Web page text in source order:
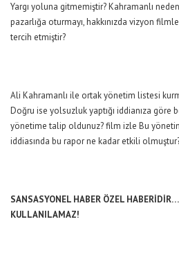
Yargı yoluna gitmemiştir? Kahramanlı
pazarlığa oturmayı, hakkınızda vizyon
tercih etmiştir?
Ali Kahramanlı ile ortak yönetim listesi
Doğru ise yolsuzluk yaptığı iddianıza
yönetime talip oldunuz?film izle Bu
iddiasında bu rapor ne kadar etkili
SANSASYONEL HABER ÖZEL
KULLANILAMAZ!